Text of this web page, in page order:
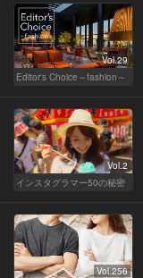
Vol.29
Editor's Choice～fashion～
Vol.2
インスタグラマー50の秘密
Vol.256